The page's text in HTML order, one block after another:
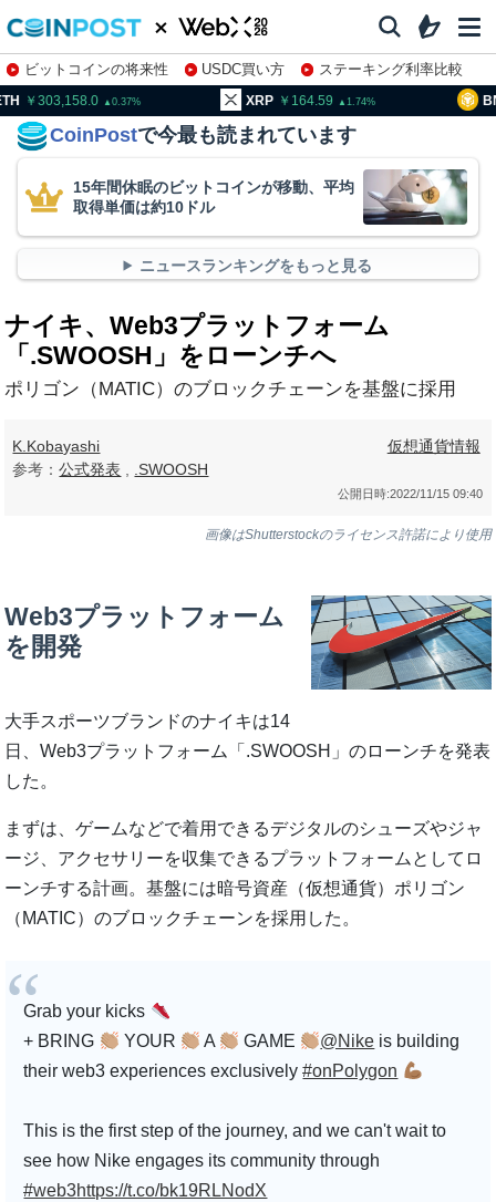
ビットコインの将来性 USDC買い方
ステーキング利率比較
株特集・関連銘柄
0.37 164.59 1.74 BNB
CoinPostで今最も読まれています
15年間休眠のビットコインが移動、平均
取得単価は約10ドル
ニュースランキングをもっと見る
ナイキ、Web3プラットフォーム
「.SWOOSH」をローンチへ
ポリゴン（MATIC）のブロックチェーンを基盤に採用
K.Kobayashi
参考：公式発表 , .SWOOSH
仮想通貨情報
公開日時:2022/11/15 09:40
画像はShutterstockのライセンス許諾により使用
Web3プラットフォーム
を開発
大手スポーツブランドのナイキは14
日、Web3プラットフォーム「.SWOOSH」のローンチを発表
した。
まずは、ゲームなどで着用できるデジタルのシューズやジャ
ージ、アクセサリーを収集できるプラットフォームとしてロ
ーンチする計画。基盤には暗号資産（仮想通貨）ポリゴン
（MATIC）のブロックチェーンを採用した。
Grab your kicks
+ BRING
YOUR A GAME @Nike is building
their web3 experiences exclusively#onPolygon
This is the first step of the journey, and we can't wait to
see how Nike engages its community through
#web3https://t.co/bk19RLNodX